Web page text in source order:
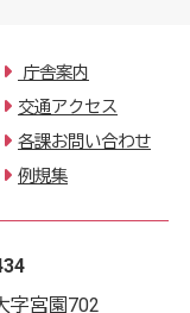
庁舎案内
交通アクセス
各課お問い合わせ
例規集
字宮園702